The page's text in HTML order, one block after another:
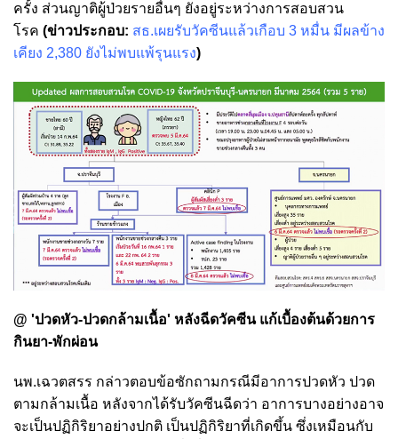
ครั้ง ส่วนญาติผู้ป่วยรายอื่นๆ ยังอยู่ระหว่างการสอบสวน
โรค (ข่าวประกอบ: สธ.เผยรับวัคซีนแล้วเกือบ 3 หมื่น มีผลข้าง
เคียง 2,380 ยังไม่พบแพ้รุนแรง)
@ 'ปวดหัว-ปวดกล้ามเนื้อ' หลังฉีดวัคซีน แก้เบื้องต้นด้วยการ
กินยา-พักผ่อน
นพ.เฉวตสรร กล่าวตอบข้อซักถามกรณีมีอาการปวดหัว ปวด
ตามกล้ามเนื้อ หลังจากได้รับวัคซีนฉีดว่า อาการบางอย่างอาจ
จะเป็นปฏิกิริยาอย่างปกติ เป็นปฏิกิริยาที่เกิดขึ้น ซึ่งเหมือนกับ